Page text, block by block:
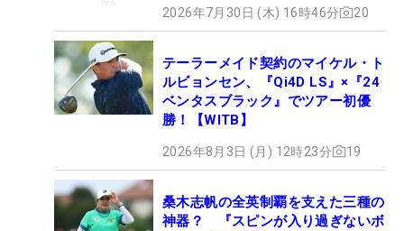
2026年7月30日 (木) 16時46分 20
テーラーメイド契約のマイケル・ト
ルビョンセン、『Qi4D LS』×『24
ベンタスブラック』でツアー初優
勝！【WITB】
2026年8月3日 (月) 12時23分 19
桑木志帆の全英制覇を支えた三種の
神器？ 『スピンが入り過ぎないボ